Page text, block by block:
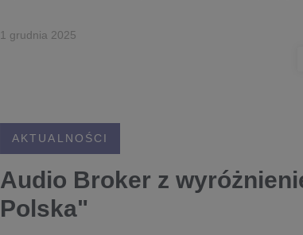
1 grudnia 2025
AKTUALNOŚCI
Audio Broker z
Polska"